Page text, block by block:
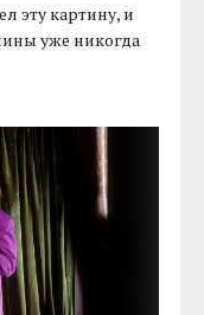
эту картину, и
уже никогда